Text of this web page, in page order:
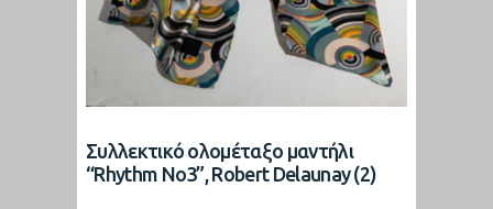
Συλλεκτικό ολομέταξο μαντήλι
“Rhythm No3”, Robert Delaunay (2)